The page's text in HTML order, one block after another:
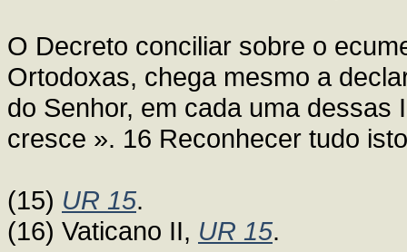
O Decreto conciliar sobre o
Ortodoxas, chega mesmo a
do Senhor, em cada uma dessas
cresce ». 16 Reconhecer tudo
(15) UR 15.
(16) Vaticano II, UR 15.